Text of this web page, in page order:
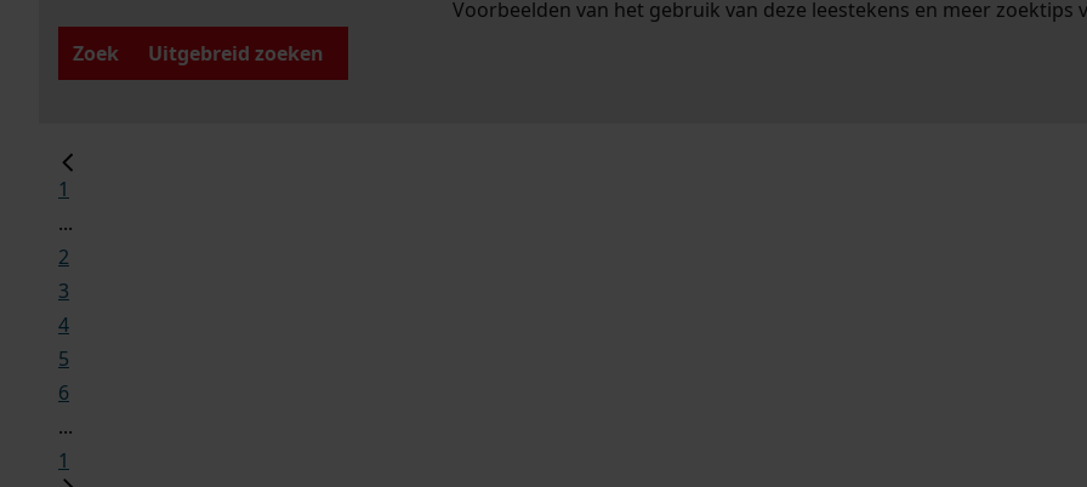
Voorbeelden van het gebruik van deze leestekens en meer zoektips
Zoek
Uitgebreid zoeken
1
...
2
3
4
5
6
...
1